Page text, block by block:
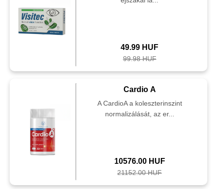
49.99 HUF
99.98 HUF
Cardio A
A CardioA a koleszterinszint
normalizálását, az er...
10576.00 HUF
21152.00 HUF